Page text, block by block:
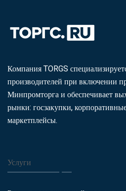
Компания TORGS
производителей при включении
Минпромторга и обеспечивает
рынки: госзакупки,
маркетплейсы.
Услуги